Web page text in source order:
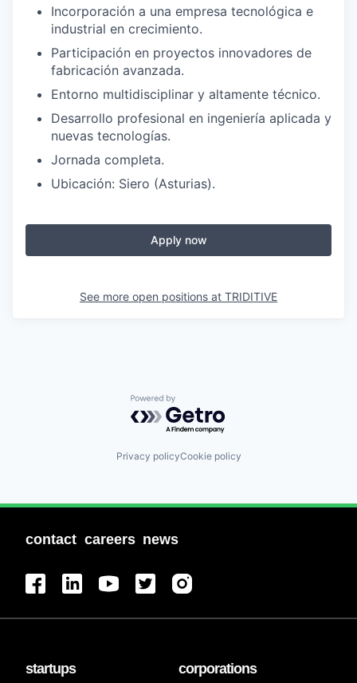
Incorporación a una empresa tecnológica e
industrial en crecimiento.
Participación en proyectos innovadores de
fabricación avanzada.
Entorno multidisciplinar y altamente técnico.
Desarrollo profesional en ingeniería aplicada y
nuevas tecnologías.
Jornada completa.
Ubicación: Siero (Asturias).
Apply now
See more open positions at TRIDITIVE
Powered by Getro.com
Privacy policyCookie policy
contact careers news
startups corporations